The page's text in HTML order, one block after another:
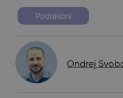
Podnikání
Ondrej